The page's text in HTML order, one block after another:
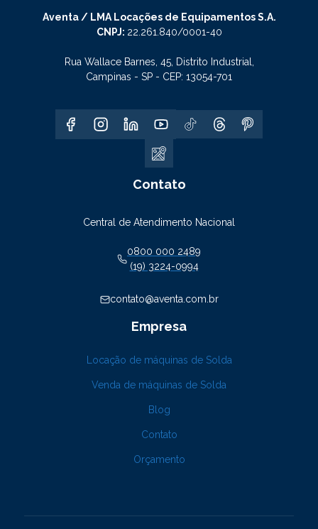
Aventa / LMA Locações de Equipamentos S.A.
CNPJ: 22.261.840/0001-40
Rua Wallace Barnes, 45, Distrito Industrial,
Campinas - SP - CEP: 13054-701
Contato
Central de Atendimento Nacional
0800 000 2489
(19) 3224-0994
contato@aventa.com.br
Empresa
Locação de máquinas de Solda
Venda de máquinas de Solda
Blog
Contato
Orçamento